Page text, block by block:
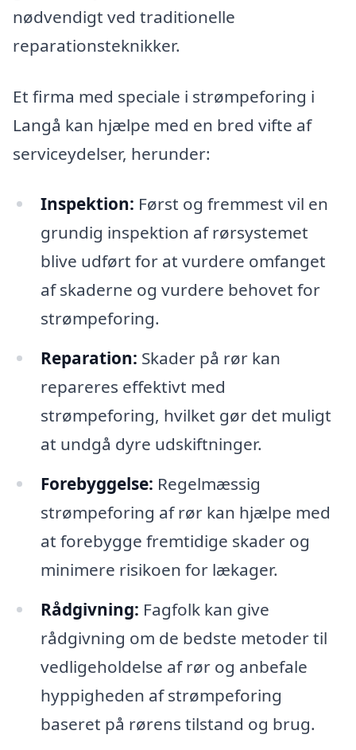
nødvendigt ved traditionelle
reparationsteknikker.
Et firma med speciale i strømpeforing i
Langå kan hjælpe med en bred vifte af
serviceydelser, herunder:
Inspektion: Først og fremmest vil en
grundig inspektion af rørsystemet
blive udført for at vurdere omfanget
af skaderne og vurdere behovet for
strømpeforing.
Reparation: Skader på rør kan
repareres effektivt med
strømpeforing, hvilket gør det muligt
at undgå dyre udskiftninger.
Forebyggelse: Regelmæssig
strømpeforing af rør kan hjælpe med
at forebygge fremtidige skader og
minimere risikoen for lækager.
Rådgivning: Fagfolk kan give
rådgivning om de bedste metoder til
vedligeholdelse af rør og anbefale
hyppigheden af strømpeforing
baseret på rørens tilstand og brug.